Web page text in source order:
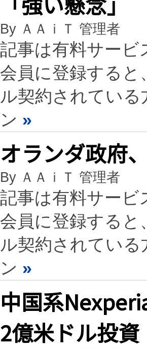
By ＡＡｉＴ 管理者
記事は有料サービ
会員に登録すると
ル契約されてい
ン »
オランダ政府
By ＡＡｉＴ 管理者
記事は有料サービ
会員に登録すると
ル契約されてい
ン »
中国系
2億米ドル投資